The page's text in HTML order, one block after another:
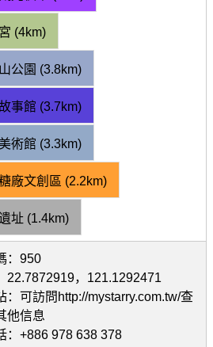
(4km)
公園 (3.8km)
事館 (3.7km)
術館 (3.3km)
廠文創區 (2.2km)
址 (1.4km)
：950
22.7872919，121.1292471
：可訪問http://mystarry.com.tw/查
他信息
：+886 978 638 378